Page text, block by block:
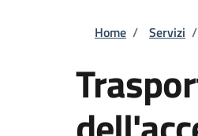
Home / Servizi /